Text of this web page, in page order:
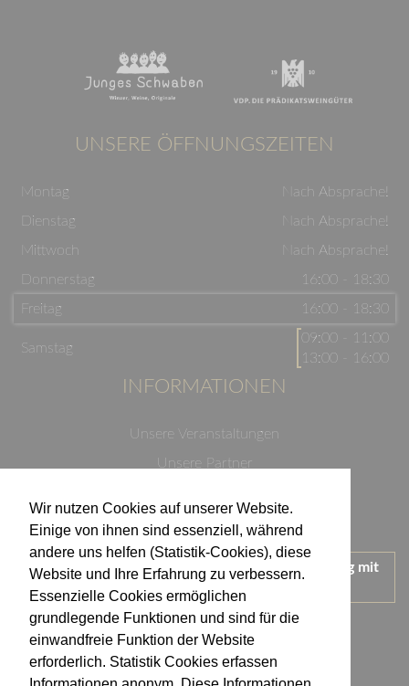
Wir nutzen Cookies auf unserer Website.
Einige von ihnen sind essenziell, während
andere uns helfen (Statistik-Cookies), diese
Website und Ihre Erfahrung zu verbessern.
Essenzielle Cookies ermöglichen
grundlegende Funktionen und sind für die
einwandfreie Funktion der Website
erforderlich. Statistik Cookies erfassen
UNSERE ÖFFNUNGSZEITEN
Montag
Nach Absprache!
Dienstag
Nach Absprache!
Mittwoch
Nach Absprache!
Donnerstag
16:00 - 18:30
Freitag
16:00 - 18:30
Samstag
09:00 - 11:00
13:00 - 16:00
INFORMATIONEN
Unsere Veranstaltungen
Unsere Partner
Impressum
Wir treten für einen verantwortungsvollen Umgang mit
Alkohol ein.
KONTAKT
Weingut Kistenmacher & Hengerer